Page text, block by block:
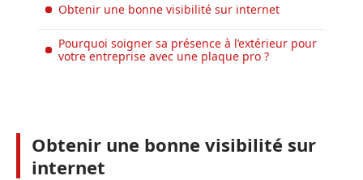
Obtenir une bonne visibilité sur internet
Pourquoi soigner sa présence à l’extérieur pour
votre entreprise avec une plaque pro ?
Obtenir une bonne visibilité sur
internet